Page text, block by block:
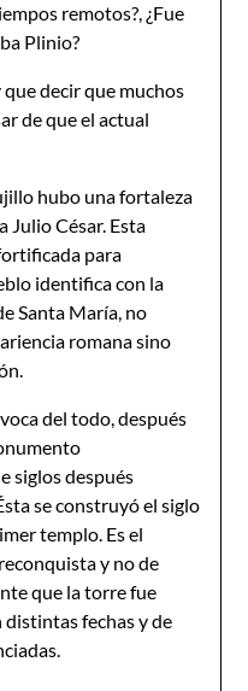
remotos?, ¿Fue
Plinio?
decir que muchos
de que el actual
hubo una fortaleza
Julio César. Esta
para
identifica con la
Santa María, no
romana sino
del todo, después
siglos después
se construyó el siglo
templo. Es el
y no de
que la torre fue
distintas fechas y de